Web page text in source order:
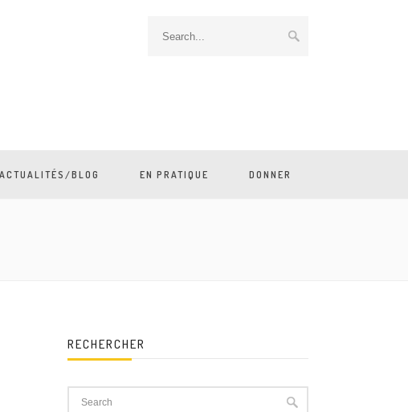
ACTUALITÉS/BLOG EN PRATIQUE DONNER
RECHERCHER